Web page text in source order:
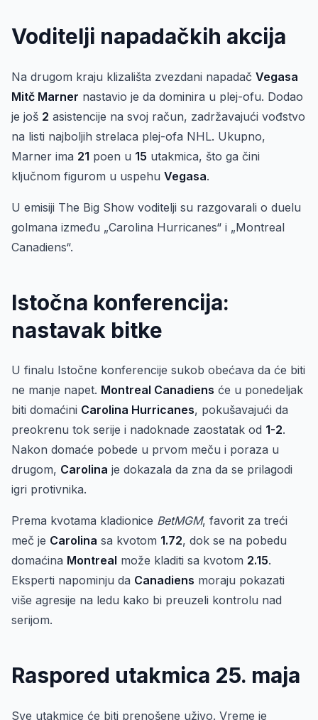
Voditelji napadačkih akcija
Na drugom kraju klizališta zvezdani napadač Vegasa
Mitč Marner nastavio je da dominira u plej-ofu. Dodao
je još 2 asistencije na svoj račun, zadržavajući vođstvo
na listi najboljih strelaca plej-ofa NHL. Ukupno,
Marner ima 21 poen u 15 utakmica, što ga čini
ključnom figurom u uspehu Vegasa.
U emisiji The Big Show voditelji su razgovarali o duelu
golmana između „Carolina Hurricanes“ i „Montreal
Canadiens“.
Istočna konferencija:
nastavak bitke
U finalu Istočne konferencije sukob obećava da će biti
ne manje napet. Montreal Canadiens će u ponedeljak
biti domaćini Carolina Hurricanes, pokušavajući da
preokrenu tok serije i nadoknade zaostatak od 1-2.
Nakon domaće pobede u prvom meču i poraza u
drugom, Carolina je dokazala da zna da se prilagodi
igri protivnika.
Prema kvotama kladionice BetMGM, favorit za treći
meč je Carolina sa kvotom 1.72, dok se na pobedu
domaćina Montreal može kladiti sa kvotom 2.15.
Eksperti napominju da Canadiens moraju pokazati
više agresije na ledu kako bi preuzeli kontrolu nad
serijom.
Raspored utakmica 25. maja
Sve utakmice će biti prenošene uživo. Vreme je